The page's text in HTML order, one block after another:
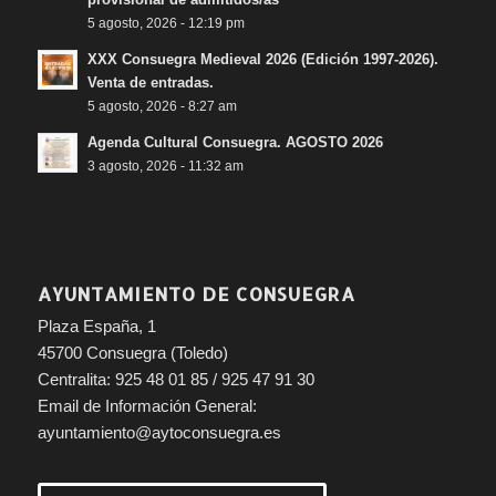
5 agosto, 2026 - 12:19 pm
XXX Consuegra Medieval 2026 (Edición 1997-2026).
Venta de entradas.
5 agosto, 2026 - 8:27 am
Agenda Cultural Consuegra. AGOSTO 2026
3 agosto, 2026 - 11:32 am
AYUNTAMIENTO DE CONSUEGRA
Plaza España, 1
45700 Consuegra (Toledo)
Centralita: 925 48 01 85 / 925 47 91 30
Email de Información General:
ayuntamiento@aytoconsuegra.es